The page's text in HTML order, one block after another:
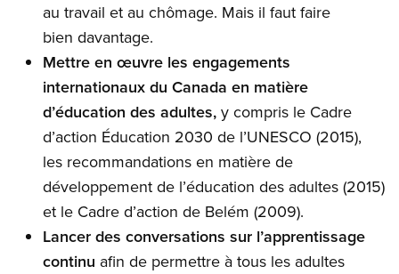
au travail et au chômage. Mais il faut faire
bien davantage.
Mettre en œuvre les engagements
internationaux du Canada en matière
d’éducation des adultes, y compris le Cadre
d’action Éducation 2030 de l’UNESCO (2015),
les recommandations en matière de
développement de l’éducation des adultes (2015)
et le Cadre d’action de Belém (2009).
Lancer des conversations sur l’apprentissage
continu afin de permettre à tous les adultes